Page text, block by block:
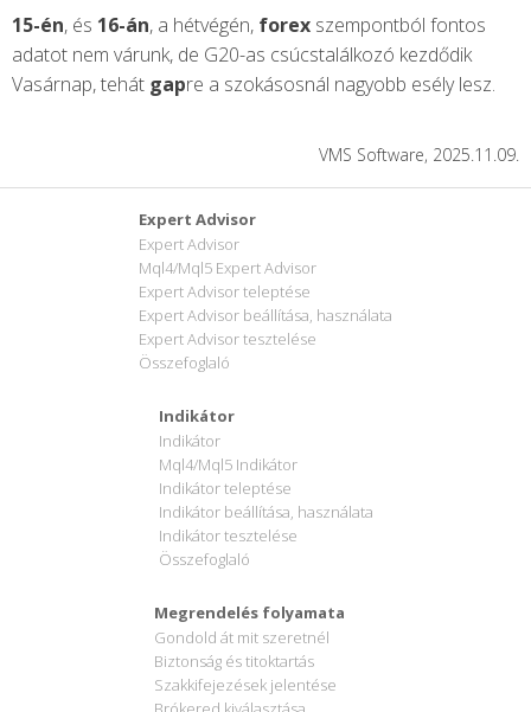
15-én, és 16-án, a hétvégén, forex szempontból fontos
adatot nem várunk, de G20-as csúcstalálkozó kezdődik
Vasárnap, tehát gapre a szokásosnál nagyobb esély lesz.
VMS Software, 2025.11.09.
Expert Advisor
Expert Advisor
Mql4/Mql5 Expert Advisor
Expert Advisor teleptése
Expert Advisor beállítása, használata
Expert Advisor tesztelése
Összefoglaló
Indikátor
Indikátor
Mql4/Mql5 Indikátor
Indikátor teleptése
Indikátor beállítása, használata
Indikátor tesztelése
Összefoglaló
Megrendelés folyamata
Gondold át mit szeretnél
Biztonság és titoktartás
Szakkifejezések jelentése